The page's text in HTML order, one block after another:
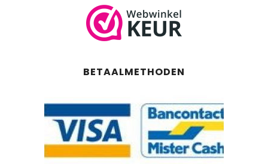
BETAALMETHODEN